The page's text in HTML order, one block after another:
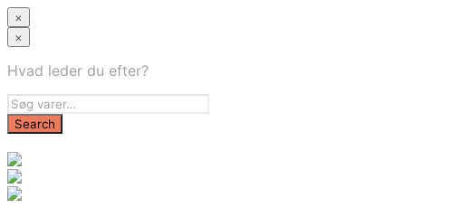
×
×
Hvad leder du efter?